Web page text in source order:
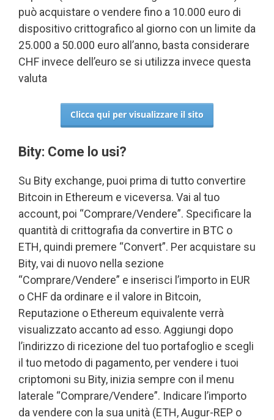
può acquistare o vendere fino a 10.000 euro di
dispositivo crittografico al giorno con un limite da
25.000 a 50.000 euro all’anno, basta considerare
CHF invece dell’euro se si utilizza invece questa
valuta
Clicca qui per visualizzare il sito
Bity: Come lo usi?
Su Bity exchange, puoi prima di tutto convertire
Bitcoin in Ethereum e viceversa. Vai al tuo
account, poi “Comprare/Vendere”. Specificare la
quantità di crittografia da convertire in BTC o
ETH, quindi premere “Convert”. Per acquistare su
Bity, vai di nuovo nella sezione
“Comprare/Vendere” e inserisci l’importo in EUR
o CHF da ordinare e il valore in Bitcoin,
Reputazione o Ethereum equivalente verrà
visualizzato accanto ad esso. Aggiungi dopo
l’indirizzo di ricezione del tuo portafoglio e scegli
il tuo metodo di pagamento, per vendere i tuoi
criptomoni su Bity, inizia sempre con il menu
laterale “Comprare/Vendere”. Indicare l’importo
da vendere con la sua unità (ETH, Augur-REP o